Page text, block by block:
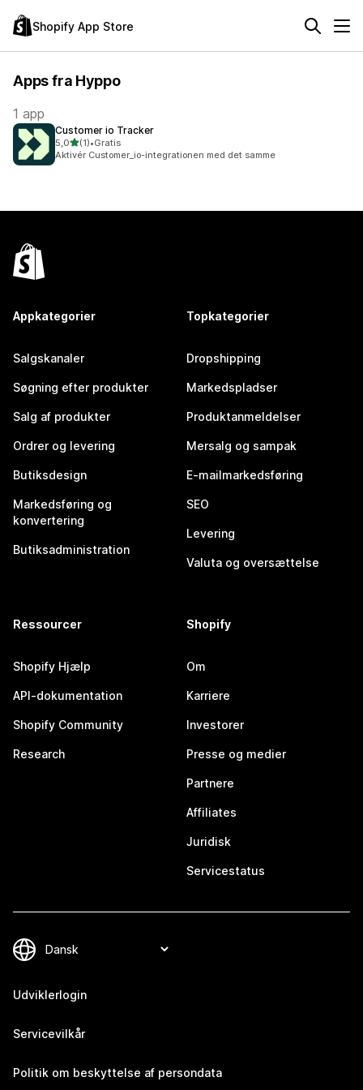
Shopify App Store
Apps fra Hyppo
1 app
Customer io Tracker
5,0ud af 5 stjerner
(1)
1 anmeldelser i alt
•Gratis
Aktivér Customer_io-integrationen med det samme
Appkategorier
Salgskanaler
Søgning efter produkter
Salg af produkter
Ordrer og levering
Butiksdesign
Markedsføring og
konvertering
Butiksadministration
Topkategorier
Dropshipping
Markedspladser
Produktanmeldelser
Mersalg og sampak
E-mailmarkedsføring
SEO
Levering
Valuta og oversættelse
Ressourcer
Shopify Hjælp
API-dokumentation
Shopify Community
Research
Shopify
Om
Karriere
Investorer
Presse og medier
Partnere
Affiliates
Juridisk
Servicestatus
Udviklerlogin
Servicevilkår
Politik om beskyttelse af persondata